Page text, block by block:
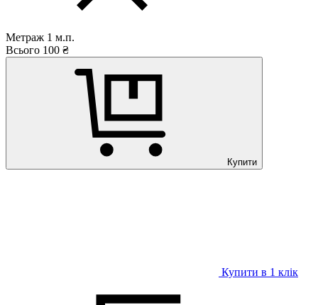
Метраж 1 м.п.
Всього 100 ₴
Купити
Купити в 1 клiк